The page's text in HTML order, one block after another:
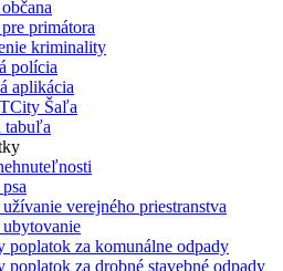
primátora
kriminality
polícia
aplikácia
Šaľa
tabuľa
verejného priestranstva
poplatok za komunálne odpady
poplatok za drobné stavebné odpady